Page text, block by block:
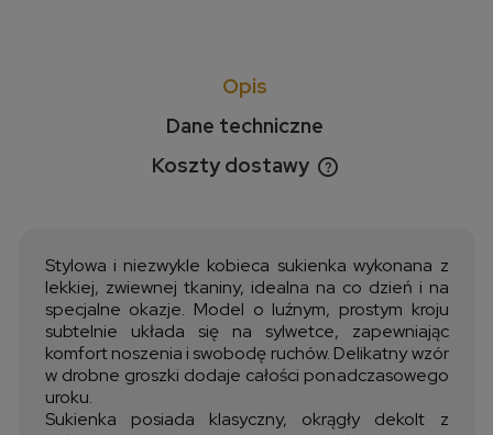
Opis
Dane techniczne
Koszty dostawy
Cena nie zawiera ewentualnych kosztów płatności
Stylowa i niezwykle kobieca sukienka wykonana z
lekkiej, zwiewnej tkaniny, idealna na co dzień i na
specjalne okazje. Model o luźnym, prostym kroju
subtelnie układa się na sylwetce, zapewniając
komfort noszenia i swobodę ruchów. Delikatny wzór
w drobne groszki dodaje całości ponadczasowego
uroku.
Sukienka posiada klasyczny, okrągły dekolt z